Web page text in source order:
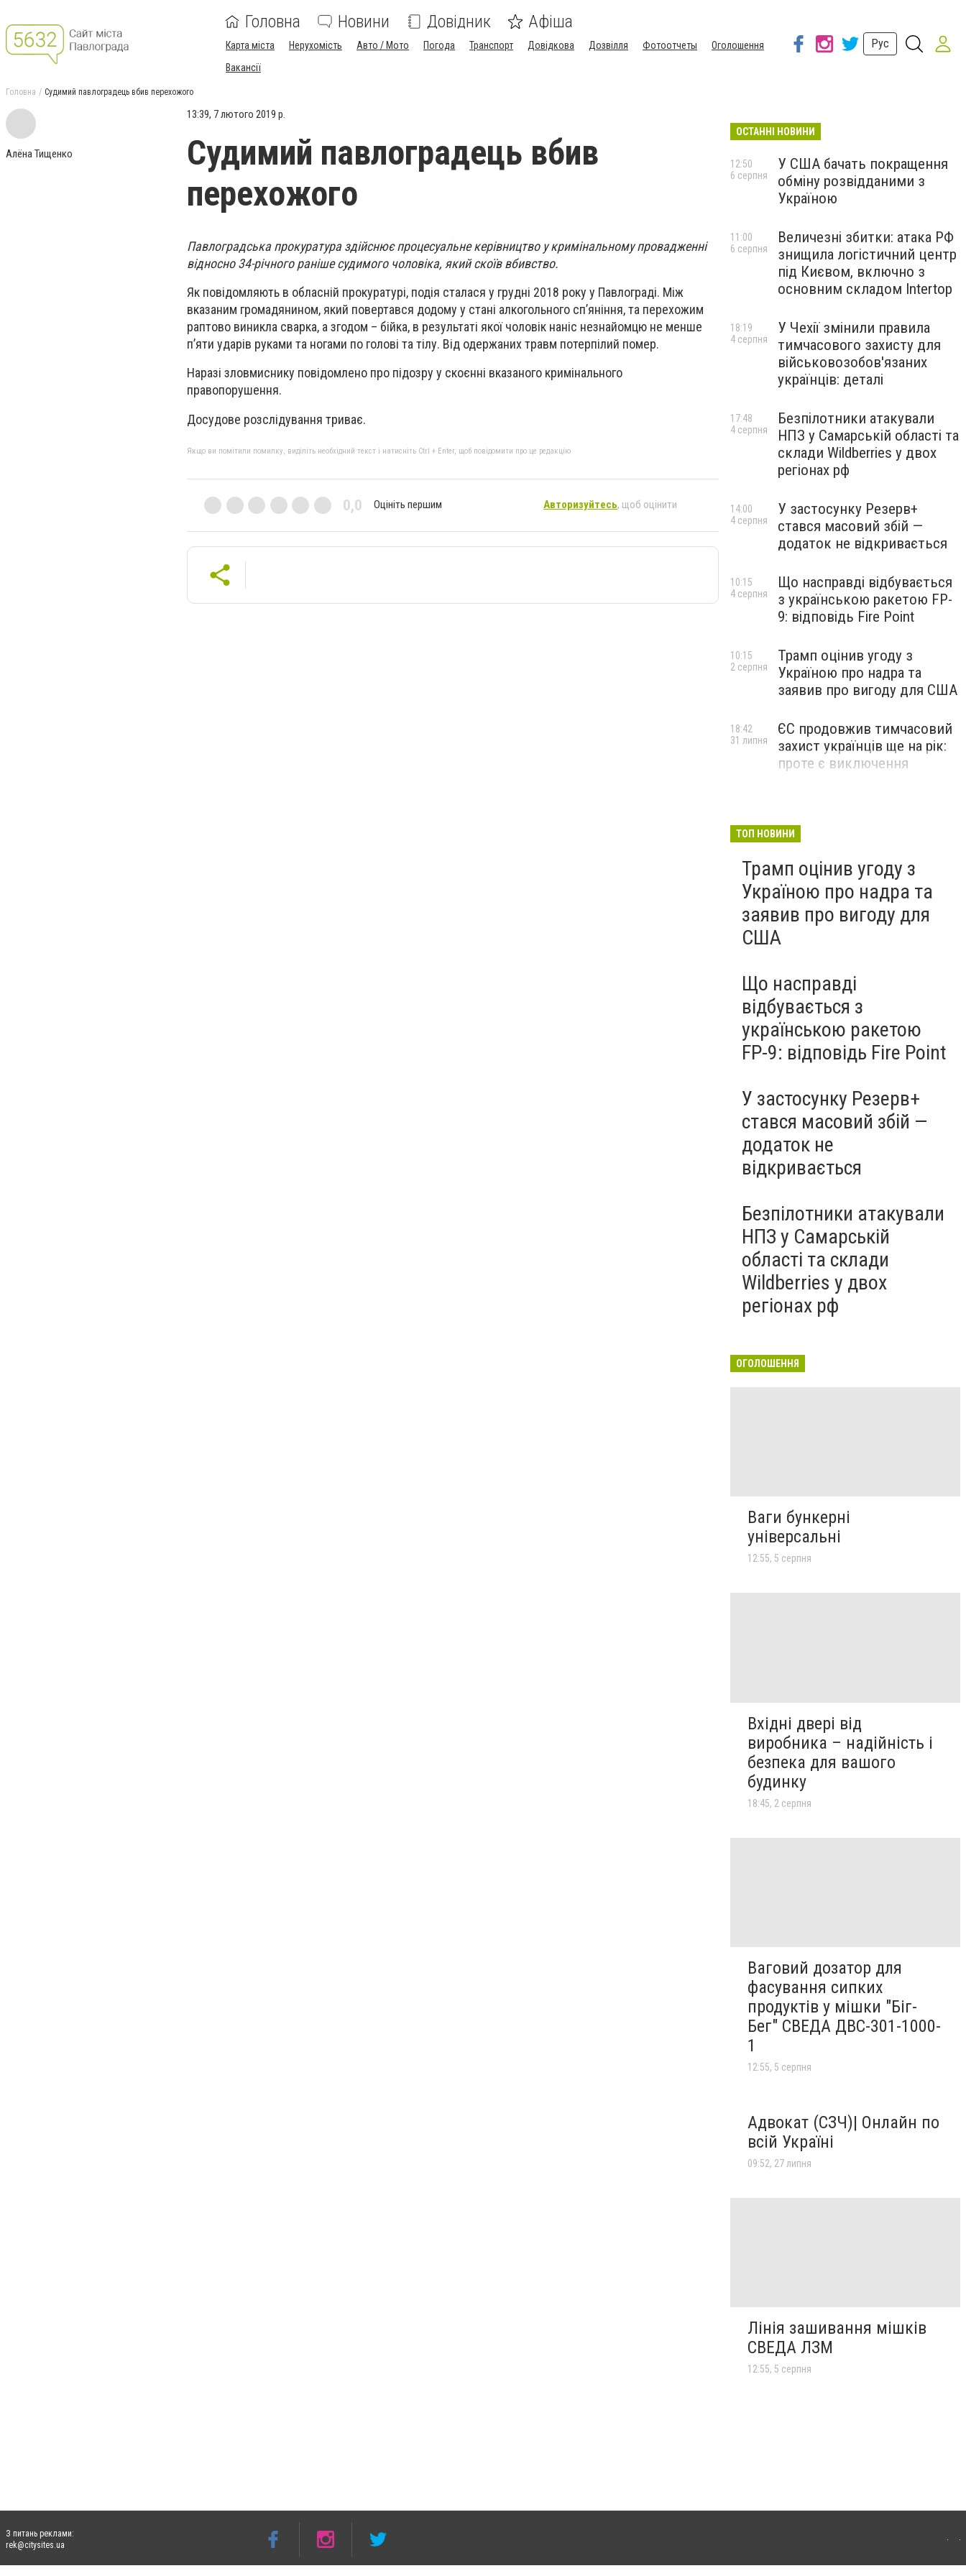
Головна Новини Довідник Афіша
Карта міста Нерухомість Авто / Мото Погода Транспорт Довідкова Дозвілля Фотоотчеты
Оголошення
Вакансії
Рус
Головна Судимий павлоградець вбив перехожого
Алёна Тищенко
13:39, 7 лютого 2019 р.
Судимий павлоградець вбив
перехожого
Павлоградська прокуратура здійснює процесуальне керівництво у кримінальному провадженні
відносно 34-річного раніше судимого чоловіка, який скоїв вбивство.
Як повідомляють в обласній прокуратурі, подія сталася у грудні 2018 року у Павлограді. Між
вказаним громадянином, який повертався додому у стані алкогольного сп’яніння, та перехожим
раптово виникла сварка, а згодом – бійка, в результаті якої чоловік наніс незнайомцю не менше
п’яти ударів руками та ногами по голові та тілу. Від одержаних травм потерпілий помер.
Наразі зловмиснику повідомлено про підозру у скоєнні вказаного кримінального
правопорушення.
Досудове розслідування триває.
Якщо ви помітили помилку, виділіть необхідний текст і натисніть Ctrl + Enter, щоб повідомити про це редакцію
0,0 Оцініть першим Авторизуйтесь, щоб оцінити
ОСТАННІ НОВИНИ
У США бачать покращення
обміну розвідданими з
Україною
12:50
6 серпня
Величезні збитки: атака РФ
знищила логістичний центр
під Києвом, включно з
основним складом Intertop
11:00
6 серпня
У Чехії змінили правила
тимчасового захисту для
військовозобов'язаних
українців: деталі
18:19
4 серпня
Безпілотники атакували
НПЗ у Самарській області та
склади Wildberries у двох
регіонах рф
17:48
4 серпня
У застосунку Резерв+
стався масовий збій —
додаток не відкривається
14:00
4 серпня
Що насправді відбувається
з українською ракетою FP-
9: відповідь Fire Point
10:15
4 серпня
Трамп оцінив угоду з
Україною про надра та
заявив про вигоду для США
10:15
2 серпня
ЄС продовжив тимчасовий
захист українців ще на рік:
проте є виключення
18:42
31 липня
ТОП НОВИНИ
Трамп оцінив угоду з
Україною про надра та
заявив про вигоду для
США
Що насправді
відбувається з
українською ракетою
FP-9: відповідь Fire Point
У застосунку Резерв+
стався масовий збій —
додаток не
відкривається
Безпілотники атакували
НПЗ у Самарській
області та склади
Wildberries у двох
регіонах рф
ОГОЛОШЕННЯ
Ваги бункерні
універсальні
12:55, 5 серпня
Вхідні двері від
виробника – надійність і
безпека для вашого
будинку
18:45, 2 серпня
Ваговий дозатор для
фасування сипких
продуктів у мішки "Біг-
Бег" СВЕДА ДВС-301-1000-
1
12:55, 5 серпня
Адвокат (СЗЧ)| Онлайн по
всій Україні
09:52, 27 липня
Лінія зашивання мішків
СВЕДА ЛЗМ
12:55, 5 серпня
З питань реклами:
rek@citysites.ua